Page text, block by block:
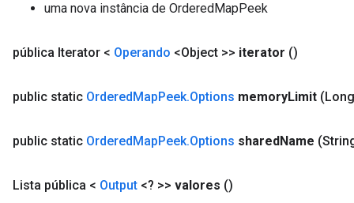
uma nova instância de OrderedMapPeek
pública Iterator < Operando <Object >> iterator ()
public static OrderedMapPeek.Options memoryLimit
public static OrderedMapPeek.Options sharedName
Lista pública < Output <? >> valores ()